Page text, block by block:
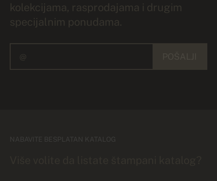
kolekcijama, rasprodajama i drugim
specijalnim ponudama.
NABAVITE BESPLATAN KATALOG